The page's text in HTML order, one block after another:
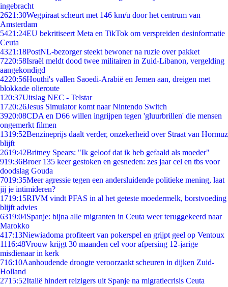
ingebracht
2621:30Wegpiraat scheurt met 146 km/u door het centrum van
Amsterdam
5421:24EU bekritiseert Meta en TikTok om verspreiden desinformatie
Ceuta
4321:18PostNL-bezorger steekt bewoner na ruzie over pakket
7220:58Israël meldt dood twee militairen in Zuid-Libanon, vergelding
aangekondigd
4220:56Houthi's vallen Saoedi-Arabië en Jemen aan, dreigen met
blokkade olieroute
1 20:37Uitslag NEC - Telstar
1720:26Jesus Simulator komt naar Nintendo Switch
3920:08CDA en D66 willen ingrijpen tegen 'gluurbrillen' die mensen
ongemerkt filmen
1319:52Benzineprijs daalt verder, onzekerheid over Straat van Hormuz
blijft
2619:42Britney Spears: "Ik geloof dat ik heb gefaald als moeder"
919:36Broer 135 keer gestoken en gesneden: zes jaar cel en tbs voor
doodslag Gouda
7019:35Meer agressie tegen een andersluidende politieke mening, laat
jij je intimideren?
1719:15RIVM vindt PFAS in al het geteste moedermelk, borstvoeding
blijft advies
6319:04Spanje: bijna alle migranten in Ceuta weer teruggekeerd naar
Marokko
417:13Niewiadoma profiteert van pokerspel en grijpt geel op Ventoux
1116:48Vrouw krijgt 30 maanden cel voor afpersing 12-jarige
misdienaar in kerk
716:10Aanhoudende droogte veroorzaakt scheuren in dijken Zuid-
Holland
2715:52Italië hindert reizigers uit Spanje na migratiecrisis Ceuta